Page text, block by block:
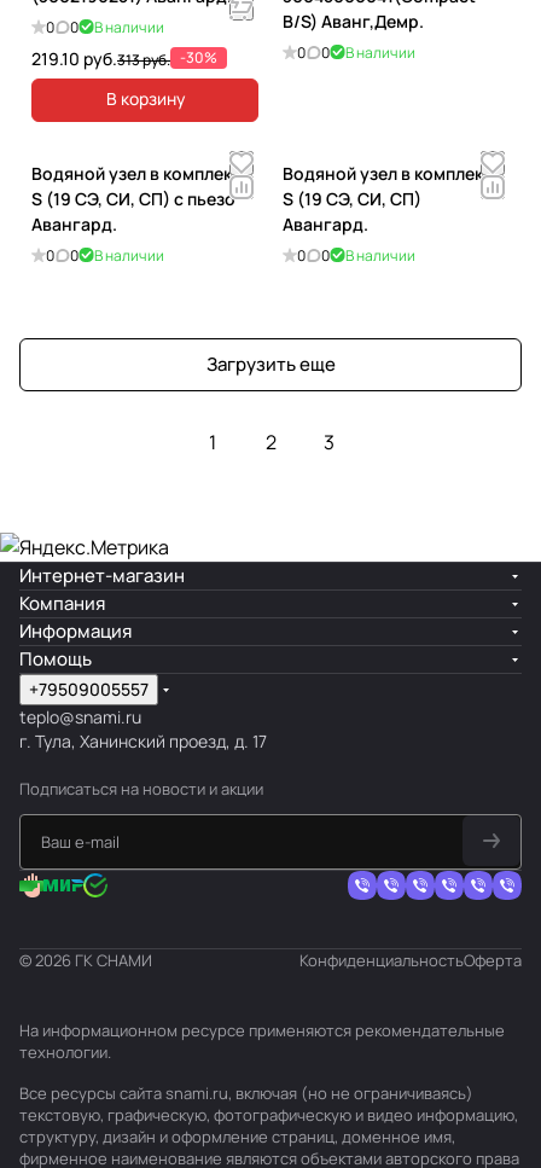
0 0 В наличии
219.10 руб.313 руб. -30%
В корзину
B/S) Аванг,Демр.
0 0 В наличии
Водяной узел в комплекте
S (19 СЭ, СИ, СП) с пьезо
Авангард.
0 0 В наличии
Водяной узел в комплекте
S (19 СЭ, СИ, СП)
Авангард.
0 0 В наличии
Загрузить еще
1 2 3
Интернет-магазин
Компания
Информация
Помощь
+79509005557
teplo@snami.ru
г. Тула, Ханинский проезд, д. 17
Подписаться на новости и акции
© 2026 ГК СНАМИ КонфиденциальностьОферта
На информационном ресурсе применяются рекомендательные
технологии.
Все ресурсы сайта snami.ru, включая (но не ограничиваясь)
текстовую, графическую, фотографическую и видео информацию,
структуру, дизайн и оформление страниц, доменное имя,
фирменное наименование являются объектами авторского права